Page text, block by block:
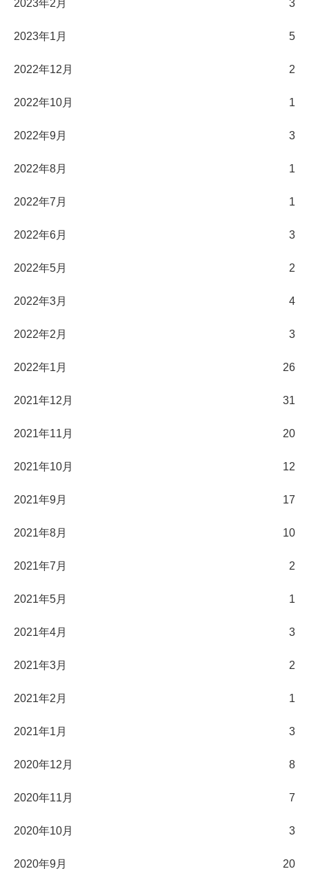
2023年2月 3
2023年1月 5
2022年12月 2
2022年10月 1
2022年9月 3
2022年8月 1
2022年7月 1
2022年6月 3
2022年5月 2
2022年3月 4
2022年2月 3
2022年1月 26
2021年12月 31
2021年11月 20
2021年10月 12
2021年9月 17
2021年8月 10
2021年7月 2
2021年5月 1
2021年4月 3
2021年3月 2
2021年2月 1
2021年1月 3
2020年12月 8
2020年11月 7
2020年10月 3
2020年9月 20